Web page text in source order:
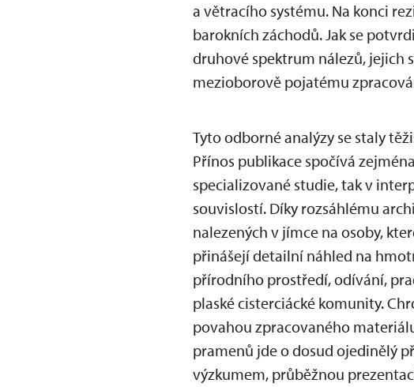
a větracího systému. Na konci
barokních záchodů. Jak se
druhové spektrum nálezů, jejich
mezioborově pojatému
Tyto odborné analýzy se staly
Přínos publikace spočívá
specializované studie, tak v
souvislostí. Díky rozsáhlému
nalezených v jímce na osoby,
přinášejí detailní náhled na
přírodního prostředí, odívání,
plaské cisterciácké komunity.
povahou zpracovaného
pramenů jde o dosud ojedinělý
výzkumem, průběžnou